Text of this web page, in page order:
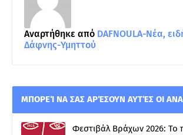
Αναρτήθηκε από DAFNOULA-Νέα,
Δάφνης-Υμηττού
ΜΠΟΡΕΊ ΝΑ ΣΑΣ ΑΡΈΣΟΥΝ ΑΥΤΈΣ ΟΙ
Φεστιβάλ Βράχων 2026: Το